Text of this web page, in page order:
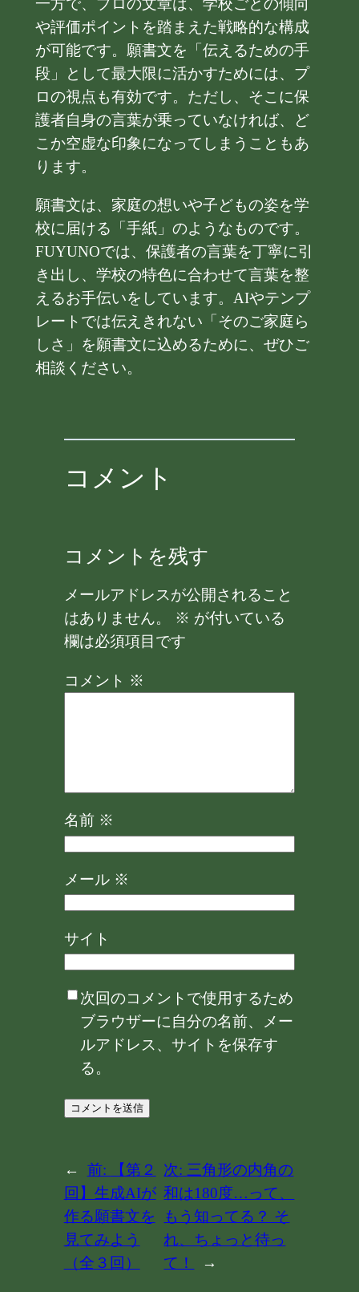
一方で、プロの文章は、学校ごとの傾向
や評価ポイントを踏まえた戦略的な構成
が可能です。願書文を「伝えるための手
段」として最大限に活かすためには、プ
ロの視点も有効です。ただし、そこに保
護者自身の言葉が乗っていなければ、ど
こか空虚な印象になってしまうこともあ
ります。
願書文は、家庭の想いや子どもの姿を学
校に届ける「手紙」のようなものです。
FUYUNOでは、保護者の言葉を丁寧に引
き出し、学校の特色に合わせて言葉を整
えるお手伝いをしています。AIやテンプ
レートでは伝えきれない「そのご家庭ら
しさ」を願書文に込めるために、ぜひご
相談ください。
コメント
コメントを残す
メールアドレスが公開されること
はありません。
※ が付いている
欄は必須項目です
コメント ※
名前 ※
メール ※
サイト
次回のコメントで使用するため
ブラウザーに自分の名前、メー
ルアドレス、サイトを保存す
る。
← 前:
【第２
回】生成AIが
作る願書文を
見てみよう
（全３回）
次:三角形の内角の
和は180度…って、
もう知ってる？ そ
れ、ちょっと待っ
て！
→